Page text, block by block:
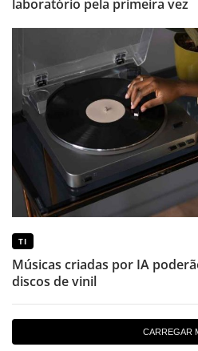
TI
Músicas criadas por IA
discos de vinil
CARREGAR